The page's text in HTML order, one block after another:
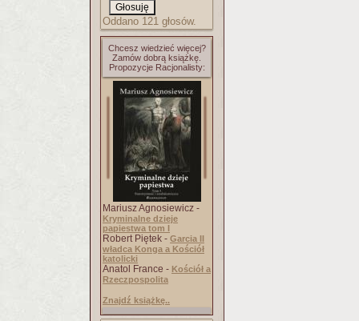
Oddano 121 głosów.
Chcesz wiedzieć więcej?
Zamów dobrą książkę.
Propozycje Racjonalisty:
Mariusz Agnosiewicz -
Kryminalne dzieje
papiestwa tom I
Robert Piętek - Garcia II
władca Konga a Kościół
katolicki
Anatol France - Kościół a
Rzeczpospolita
Znajdź książkę..